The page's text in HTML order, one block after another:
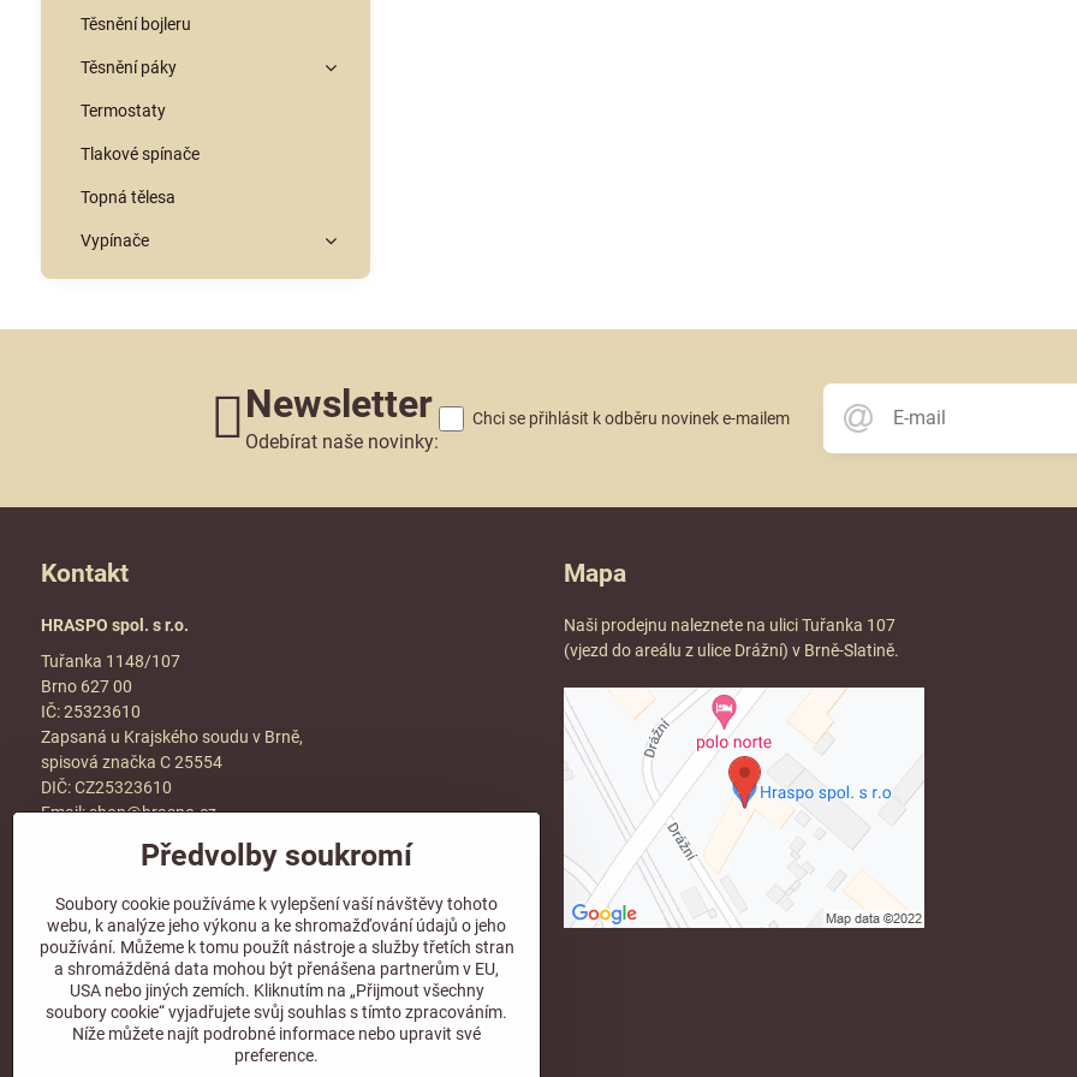
Těsnění bojleru
Těsnění páky
Termostaty
Tlakové spínače
Topná tělesa
Vypínače
Newsletter
Odebírat naše novinky:
Chci se přihlásit k odběru novinek e-mailem
Kontakt
HRASPO spol. s r.o.
Tuřanka 1148/107
Brno 627 00
IČ: 25323610
Zapsaná u Krajského soudu v Brně,
spisová značka C 25554
DIČ: CZ25323610
Email:shop@hraspo.cz
Obchodní podmínky
Více info v sekcikontakt
Sledujte naše sociální sítě!
Mapa
Naši prodejnu naleznete na ulici Tuřanka 107
(vjezd do areálu z ulice Drážní) v Brně-Slatině.
Předvolby soukromí
Soubory cookie používáme k vylepšení vaší návštěvy tohoto
webu, k analýze jeho výkonu a ke shromažďování údajů o jeho
používání. Můžeme k tomu použít nástroje a služby třetích stran
a shromážděná data mohou být přenášena partnerům v EU,
USA nebo jiných zemích. Kliknutím na „Přijmout všechny
soubory cookie“ vyjadřujete svůj souhlas s tímto zpracováním.
Níže můžete najít podrobné informace nebo upravit své
preference.